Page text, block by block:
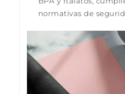
normativas de